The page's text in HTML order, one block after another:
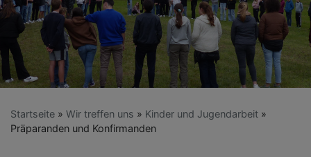
Startseite Wir treffen uns
Kinder und Jugendarbeit
Präparanden und Konfirmanden